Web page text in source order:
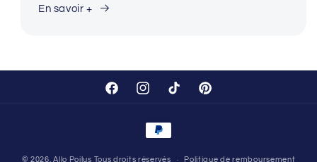
En savoir +
FacebookInstagramTikTok Pinterest
Moyens
© 2026,Allo Poilus Tous droits réservés Politique de remboursement